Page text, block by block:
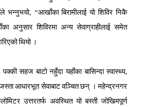
भन्नुभयो, “आखाँका बिरामीलाई यो शिविर निकै
अनुसार शिविरमा अन्य सेवाग्राहीलाई समेत
थियो ।
पक्की सहज बाटो नहुँदा यहाँका बासिन्दा स्वास्थ्य,
आधारभूत सेवाबाट वञ्चित छन् । महेन्द्रनगर
उत्तरतर्फ अवस्थित यो बस्ती जोखिमपूर्ण